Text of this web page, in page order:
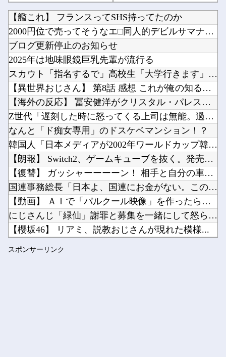
【櫻坂46】 リアミ、説教おじさんが現れた模様...
【動画】 女子アナさん、ノーブラでうっかり衣装から乳首が透けてしまう放送事故ｗｗｗ
【恐怖】 東名高速で結婚式の衣装合わせに向かっていた夫婦の車に何度も何度も追突した60歳の...
Powered by livedoor 相互RSS
SNSで前代未聞の規模の詐欺案件が発生、自治体3市が異例の声明を発表して事実関係を全否定他
【SS】Bloom Garden Party裏秘史【ラブライブ！蓮ノ空】他
【議論】アメリカ人「原爆を落とさなければ、もっと多くの日本人が死んでいた」←この主張どう...
【画像】安心系ホットケーキ、レベチｗｗｗｗｗｗｗｗｗｗｗｗｗｗｗｗｗｗｗｗｗｗｗｗ他
中国「大洪水！」三峡ダム「13基の水門開放（爆量放流」中国都市「三峡上流で豪雨！（三峡下流...
Meshify3 3XLでドライブベイが縮小されて絶望してる Define8 XL頼む…！...
楽韓さん、本日の動向 - 電気はそこそこ簡単に復旧、水道の復旧は時間がかかる……か他
20年前はこの世に「YouTube」なる物が存在していなかった事実他
Powered by livedoor 相互RSS
【艦これ】 フランスってSHS持ってたのか
2000円位で売ってそうなエ□同人的デビルサマナー 第2話
ブログ更新停止のお知らせ
2025年は地味眼鏡巨乳先輩が流行る
スカウト「指名するで」高校生「大学行きます」←これｗｗｗｗｗ
【異世界おじさん】 第8話 感想 これが俺の知る最強の生物だ...
【海外の反応】 冨安健洋がクリスタル・パレス加入へ「アーセナ...
Z世代「遅刻した時に怒ってくる上司は無能。過ぎた事ネチネチ言...
なんと「ド痴女専用」のドスケベマンション！？
韓国人「日本メディアが2002年ワールドカップ韓国準決勝も調...
【朗報】 Switch2、ゲームキューブを抜く。発売約1年で...
【復讐】 ガッシャーーーーン！ 相手と自分の車の前方がぶつか...
国連事務総長「日本よ、国連にお金がない。このままでは国連が完...
【動画】 ＡＩで「パルクール映像」を作ったらなんかコワい結果...
にじさんじ「緑仙」謝罪と募集を一緒にして怒られる「VTube...
【櫻坂46】 リアミ、説教おじさんが現れた模様...
スポンサーリンク